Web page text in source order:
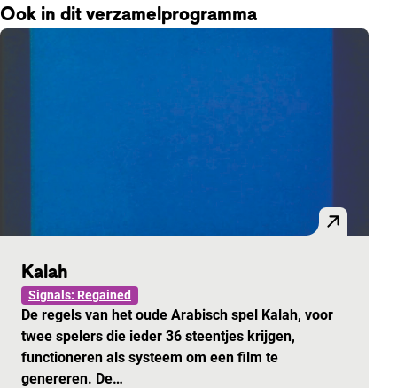
Ook in dit verzamelprogramma
Kalah
Signals: Regained
De regels van het oude Arabisch spel Kalah, voor
twee spelers die ieder 36 steentjes krijgen,
functioneren als systeem om een film te
genereren. De…